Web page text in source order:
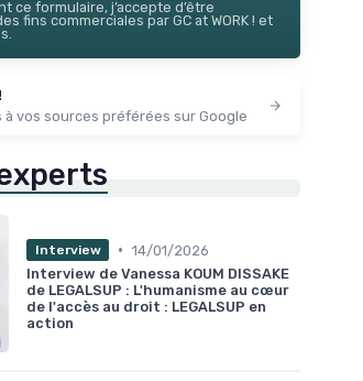
ce formulaire, j’accepte d’être
fins commerciales par GC at WORK ! et
vos sources préférées sur Google
Interview • 14/01/2026
Interview de Vanessa KOUM DISSAKE
de LEGALSUP : L'humanisme au cœur
de l'accès au droit : LEGALSUP en
action